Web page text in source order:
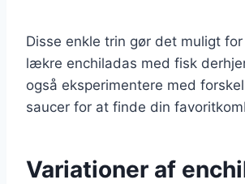
Disse enkle trin gør det muligt
lækre enchiladas med fisk
også eksperimentere med
saucer for at finde din
Variationer af